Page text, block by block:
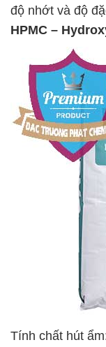
độ nhớt và độ
HPMC –
Tính chất hút